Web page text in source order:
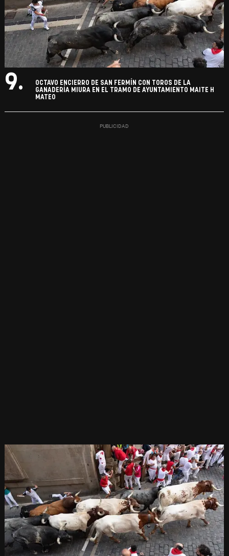
9.
OCTAVO ENCIERRO DE SAN FERMÍN CON TOROS DE LA
GANADERÍA MIURA EN EL TRAMO DE AYUNTAMIENTO MAITE H
MATEO